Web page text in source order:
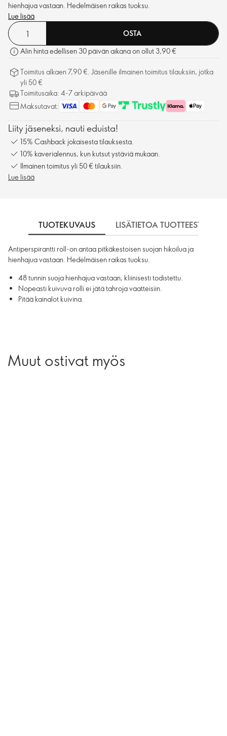
hienhajua vastaan. Hedelmäisen raikas tuoksu.
Lue lisää
OSTA
Alin hinta edellisen 30 päivän aikana on ollut 3,90 €
Toimitus alkaen 7,90 €. Jäsenille ilmainen toimitus tilauksiin, jotka
yli 50 €
Toimitusaika: 4-7 arkipäivää
Maksutavat:
Liity jäseneksi, nauti eduista!
15% Cashback jokaisesta tilauksesta.
10% kaverialennus, kun kutsut ystäviä mukaan.
Ilmainen toimitus yli 50 € tilauksiin.
Lue lisää
TUOTEKUVAUS LISÄTIETOA TUOTTEESTA
Antiperspirantti roll-on antaa pitkäkestoisen suojan hikoilua ja
hienhajua vastaan. Hedelmäisen raikas tuoksu.
48 tunnin suoja hienhajua vastaan, kliinisesti todistettu.
Nopeasti kuivuva rolli ei jätä tahroja vaatteisiin.
Pitää kainalot kuivina.
Muut ostivat myös